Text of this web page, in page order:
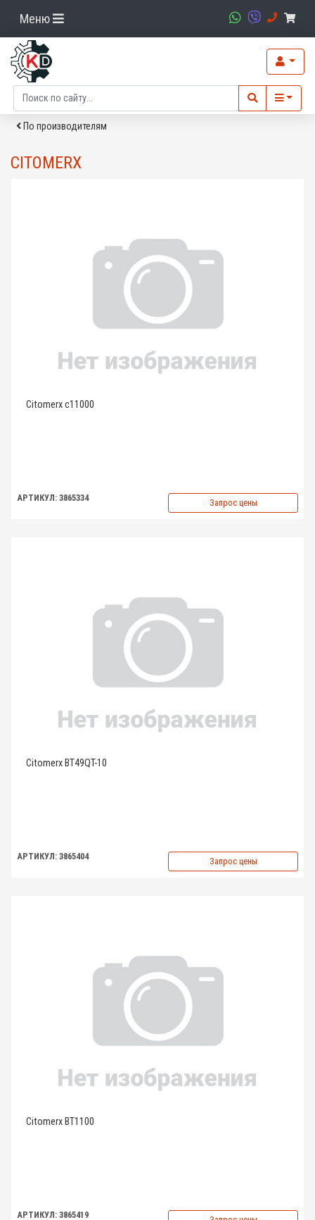
Меню
По производителям
CITOMERX
Citomerx c11000
АРТИКУЛ: 3865334 Запрос цены
Citomerx BT49QT-10
АРТИКУЛ: 3865404 Запрос цены
Citomerx BT1100
АРТИКУЛ: 3865419